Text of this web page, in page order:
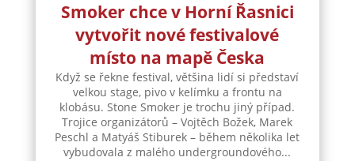
Smoker chce v Horní Řasnici
vytvořit nové festivalové
místo na mapě Česka
Když se řekne festival, většina lidí si představí
velkou stage, pivo v kelímku a frontu na
klobásu. Stone Smoker je trochu jiný případ.
Trojice organizátorů – Vojtěch Božek, Marek
Peschl a Matyáš Stiburek – během několika let
vybudovala z malého undergroundového...